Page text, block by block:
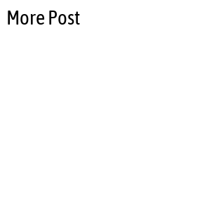
More Post